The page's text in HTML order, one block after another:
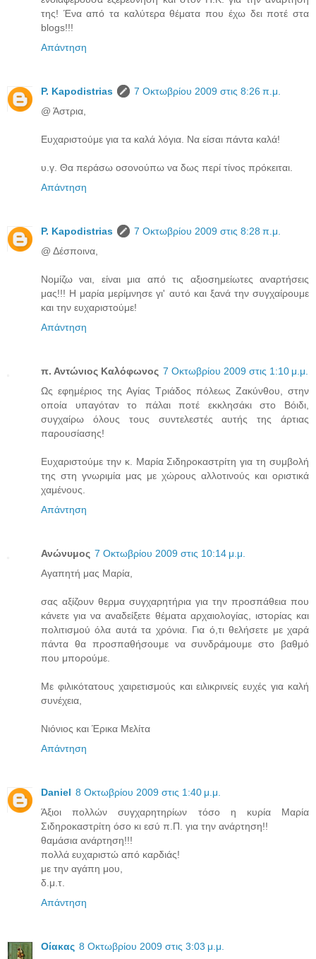
της! Ένα από τα καλύτερα θέματα που έχω δει ποτέ στα
blogs!!!
Απάντηση
P. Kapodistrias
7 Οκτωβρίου 2009 στις 8:26 π.μ.
@ Άστρια,
Ευχαριστούμε για τα καλά λόγια. Να είσαι πάντα καλά!
υ.γ. Θα περάσω οσονούπω να δως περί τίνος πρόκειται.
Απάντηση
P. Kapodistrias
7 Οκτωβρίου 2009 στις 8:28 π.μ.
@ Δέσποινα,
Νομίζω ναι, είναι μια από τις αξιοσημείωτες αναρτήσεις
μας!!! Η μαρία μερίμνησε γι' αυτό και ξανά την συγχαίρουμε
και την ευχαριστούμε!
Απάντηση
π. Αντώνιος Καλόφωνος 7 Οκτωβρίου 2009 στις 1:10 μ.μ.
Ως εφημέριος της Αγίας Τριάδος πόλεως Ζακύνθου, στην
οποία υπαγόταν το πάλαι ποτέ εκκλησάκι στο Βόιδι,
συγχαίρω όλους τους συντελεστές αυτής της άρτιας
παρουσίασης!
Ευχαριστούμε την κ. Μαρία Σιδηροκαστρίτη για τη συμβολή
της στη γνωριμία μας με χώρους αλλοτινούς και οριστικά
χαμένους.
Απάντηση
Ανώνυμος 7 Οκτωβρίου 2009 στις 10:14 μ.μ.
Αγαπητή μας Μαρία,
σας αξίζουν θερμα συγχαρητήρια για την προσπάθεια που
κάνετε για να αναδείξετε θέματα αρχαιολογίας, ιστορίας και
πολιτισμού όλα αυτά τα χρόνια. Για ό,τι θελήσετε με χαρά
πάντα θα προσπαθήσουμε να συνδράμουμε στο βαθμό
που μπορούμε.
Με φιλικότατους χαιρετισμούς και ειλικρινείς ευχές για καλή
συνέχεια,
Νιόνιος και Έρικα Μελίτα
Απάντηση
Daniel 8 Οκτωβρίου 2009 στις 1:40 μ.μ.
Άξιοι πολλών συγχαρητηρίων τόσο η κυρία Μαρία
Σιδηροκαστρίτη όσο κι εσύ π.Π. για την ανάρτηση!!
θαμάσια ανάρτηση!!!
πολλά ευχαριστώ από καρδιάς!
με την αγάπη μου,
δ.μ.τ.
Απάντηση
Οίακας 8 Οκτωβρίου 2009 στις 3:03 μ.μ.